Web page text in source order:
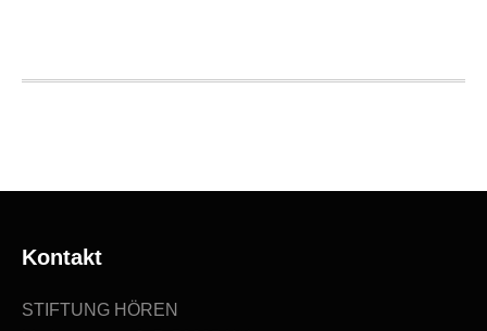
Ausgezeichnete
Kontakt
STIFTUNG HÖREN